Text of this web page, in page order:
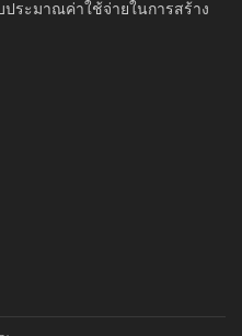
ระมาณค่าใช้จ่ายในการสร้าง